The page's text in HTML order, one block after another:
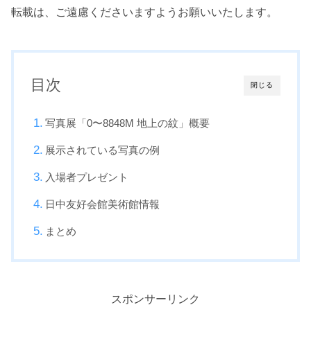
転載は、ご遠慮くださいますようお願いいたします。
閉じる
目次
写真展「0〜8848M 地上の紋」概要
展示されている写真の例
入場者プレゼント
日中友好会館美術館情報
まとめ
スポンサーリンク